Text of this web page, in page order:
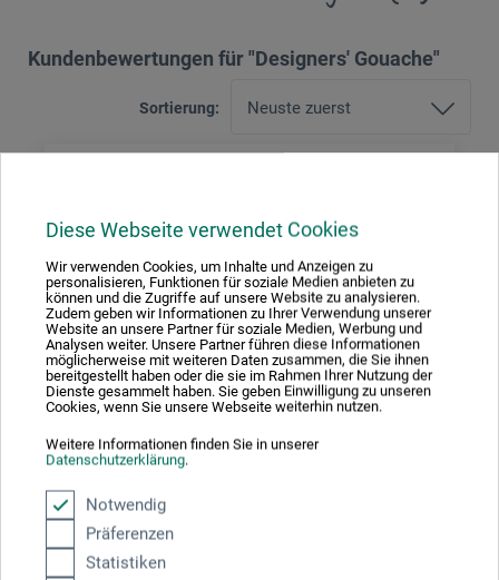
Diese Webseite verwendet Cookies
Wir verwenden Cookies, um Inhalte und Anzeigen zu
personalisieren, Funktionen für soziale Medien anbieten zu
können und die Zugriffe auf unsere Website zu analysieren.
Zudem geben wir Informationen zu Ihrer Verwendung unserer
Website an unsere Partner für soziale Medien, Werbung und
Analysen weiter. Unsere Partner führen diese Informationen
möglicherweise mit weiteren Daten zusammen, die Sie ihnen
bereitgestellt haben oder die sie im Rahmen Ihrer Nutzung der
Dienste gesammelt haben. Sie geben Einwilligung zu unseren
Cookies, wenn Sie unsere Webseite weiterhin nutzen.
Weitere Informationen finden Sie in unserer
Datenschutzerklärung.
Notwendig
Präferenzen
Statistiken
Kundenbewertungen für "Designers' Gouache"
Sortierung:
4 Sterne
2 Sterne
0
1 Sterne
0
Produkt bewerten
Sagen Sie Ihre Meinung zu diesem Produkt